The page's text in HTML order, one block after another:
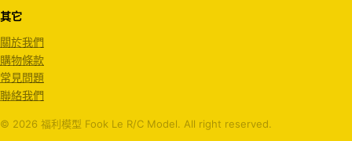
其它
關於我們
購物條款
常見問題
聯絡我們
© 2026 福利模型 Fook Le R/C Model. All right reserved.